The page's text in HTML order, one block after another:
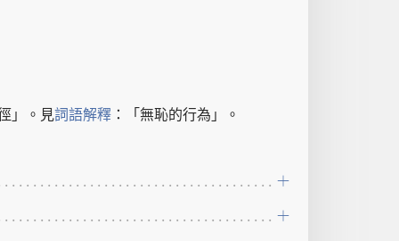
」。 見詞語解釋 ：「無恥的行為 」。